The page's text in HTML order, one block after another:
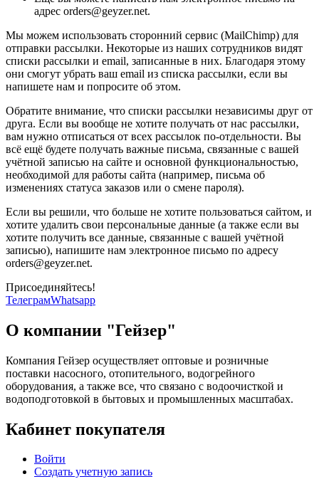
адрес orders@geyzer.net.
Мы можем использовать сторонний сервис (MailChimp) для
отправки рассылки. Некоторые из наших сотрудников видят
списки рассылки и email, записанные в них. Благодаря этому
они смогут убрать ваш email из списка рассылки, если вы
напишете нам и попросите об этом.
Обратите внимание, что списки рассылки независимы друг от
друга. Если вы вообще не хотите получать от нас рассылки,
вам нужно отписаться от всех рассылок по-отдельности. Вы
всё ещё будете получать важные письма, связанные с вашей
учётной записью на сайте и основной функциональностью,
необходимой для работы сайта (например, письма об
изменениях статуса заказов или о смене пароля).
Если вы решили, что больше не хотите пользоваться сайтом, и
хотите удалить свои персональные данные (а также если вы
хотите получить все данные, связанные с вашей учётной
записью), напишите нам электронное письмо по адресу
orders@geyzer.net.
Присоединяйтесь!
ТелеграмWhatsapp
О компании "Гейзер"
Компания Гейзер осуществляет оптовые и розничные
поставки насосного, отопительного, водогрейного
оборудования, а также все, что связано с водоочисткой и
водоподготовкой в бытовых и промышленных масштабах.
Кабинет покупателя
Войти
Создать учетную запись